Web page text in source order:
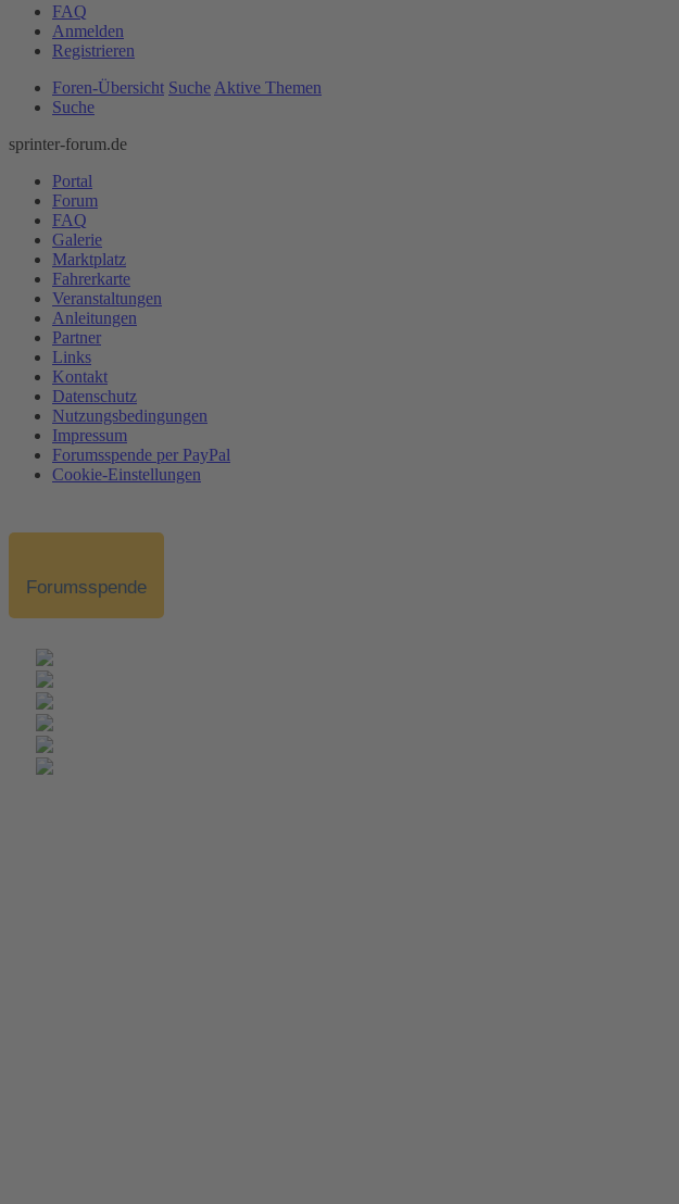
FAQ
Anmelden
Registrieren
Foren-Übersicht Suche Aktive Themen
Suche
sprinter-forum.de
Portal
Forum
FAQ
Galerie
Marktplatz
Fahrerkarte
Veranstaltungen
Anleitungen
Partner
Links
Kontakt
Datenschutz
Nutzungsbedingungen
Impressum
Forumsspende per PayPal
Cookie-Einstellungen
Forumsspende